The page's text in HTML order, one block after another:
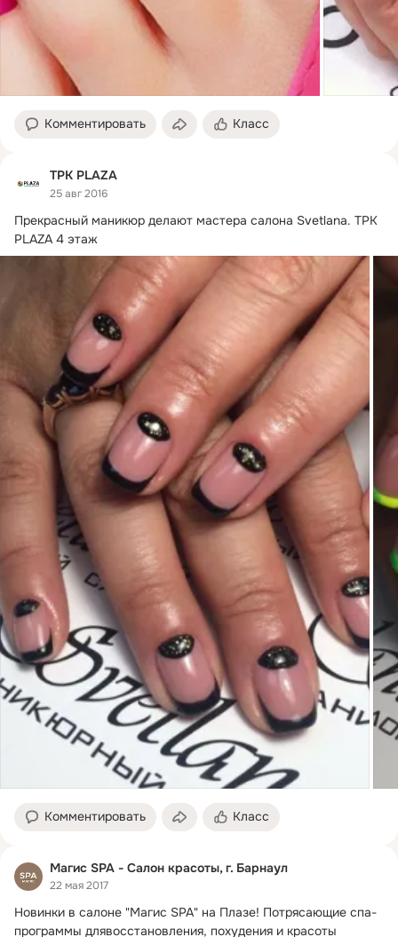
Комментировать Класс
ТРК PLAZA
25 авг 2016
Прекрасный маникюр делают мастера салона Svetlana. ТРК
PLAZA 4 этаж
Комментировать Класс
Магис SPA - Салон красоты, г. Барнаул
22 мая 2017
Новинки в салоне "Магис SPA" на Плазе! Потрясающие спа-
программы длявосстановления, похудения и красоты